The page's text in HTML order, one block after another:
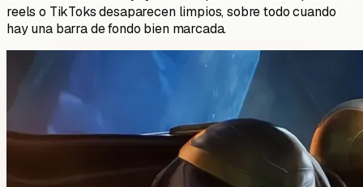
reels o TikToks desaparecen limpios, sobre todo cuando
hay una barra de fondo bien marcada.